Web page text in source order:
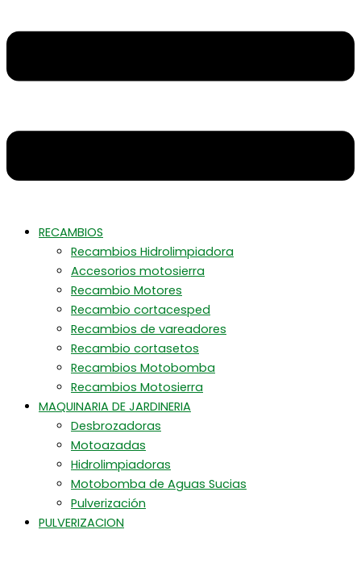
RECAMBIOS
Recambios Hidrolimpiadora
Accesorios motosierra
Recambio Motores
Recambio cortacesped
Recambios de vareadores
Recambio cortasetos
Recambios Motobomba
Recambios Motosierra
MAQUINARIA DE JARDINERIA
Desbrozadoras
Motoazadas
Hidrolimpiadoras
Motobomba de Aguas Sucias
Pulverización
PULVERIZACION